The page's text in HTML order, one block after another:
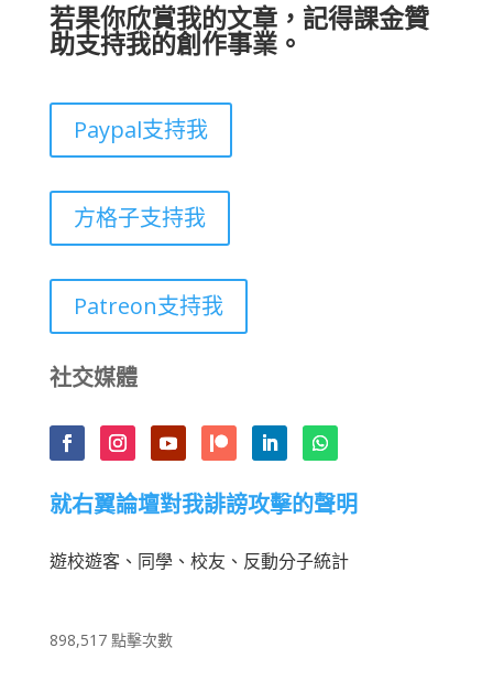
若果你欣賞我的文章，記得課金贊
助支持我的創作事業。
Paypal支持我
方格子支持我
Patreon支持我
社交媒體
就右翼論壇對我誹謗攻擊的聲明
遊校遊客、同學、校友、反動分子統計
898,517 點擊次數